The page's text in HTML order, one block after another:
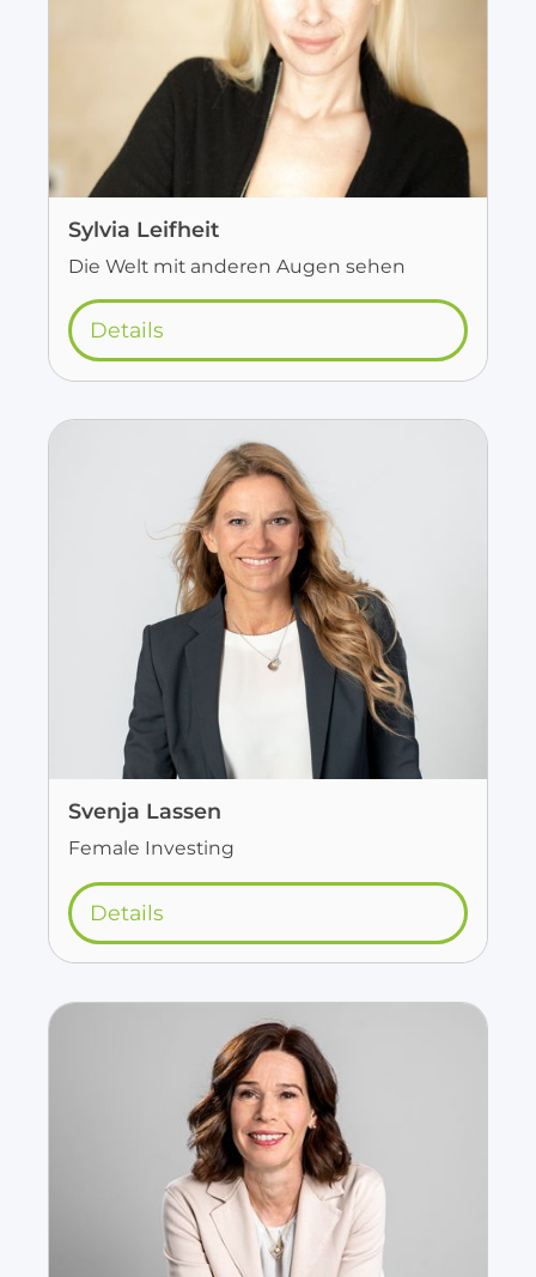
Sylvia Leifheit
Die Welt mit anderen Augen sehen
Details
Svenja Lassen
Female Investing
Details